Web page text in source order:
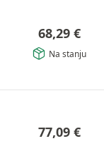
68,29 €
Na stanju
77,09 €